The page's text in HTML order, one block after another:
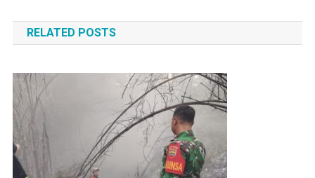
pos
RELATED POSTS